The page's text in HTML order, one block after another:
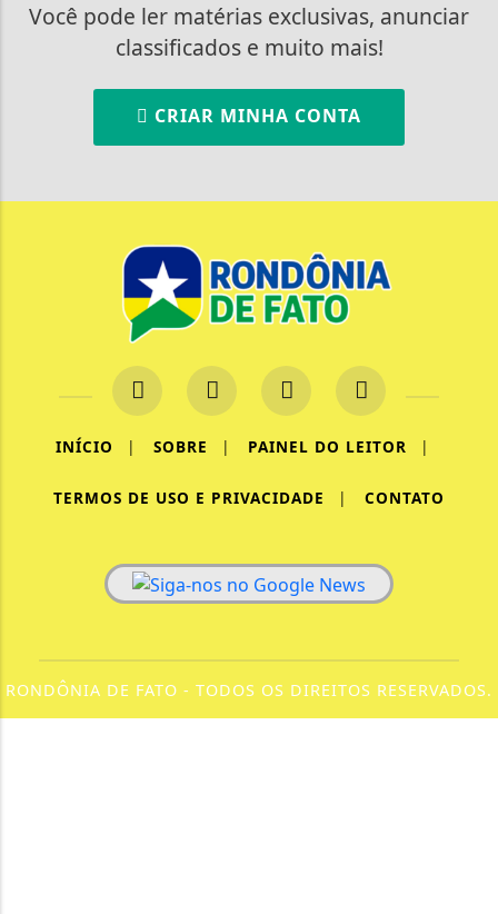
Você pode ler matérias exclusivas, anunciar
classificados e muito mais!
CRIAR MINHA CONTA
INÍCIO | SOBRE | PAINEL DO LEITOR |
TERMOS DE USO E PRIVACIDADE | CONTATO
RONDÔNIA DE FATO - TODOS OS DIREITOS RESERVADOS.